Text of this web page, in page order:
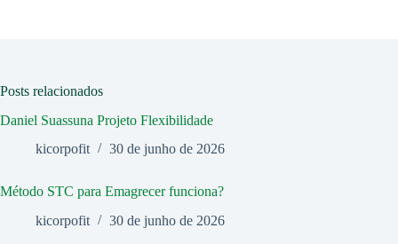
Posts relacionados
Daniel Suassuna Projeto Flexibilidade
kicorpofit
30 de junho de 2026
Método STC para Emagrecer funciona?
kicorpofit
30 de junho de 2026